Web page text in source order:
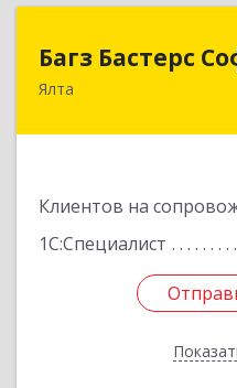
Багз Бастерс
Ялта
Клиентов на
1С:Специалист
298603, Крым Респ,